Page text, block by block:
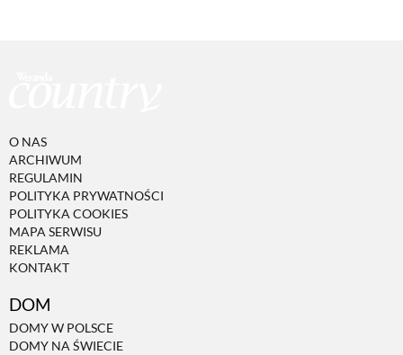
O NAS
ARCHIWUM
REGULAMIN
POLITYKA PRYWATNOŚCI
POLITYKA COOKIES
MAPA SERWISU
REKLAMA
KONTAKT
DOM
DOMY W POLSCE
DOMY NA ŚWIECIE